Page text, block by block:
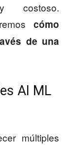
costoso.
cómo
de una
AI ML
múltiples